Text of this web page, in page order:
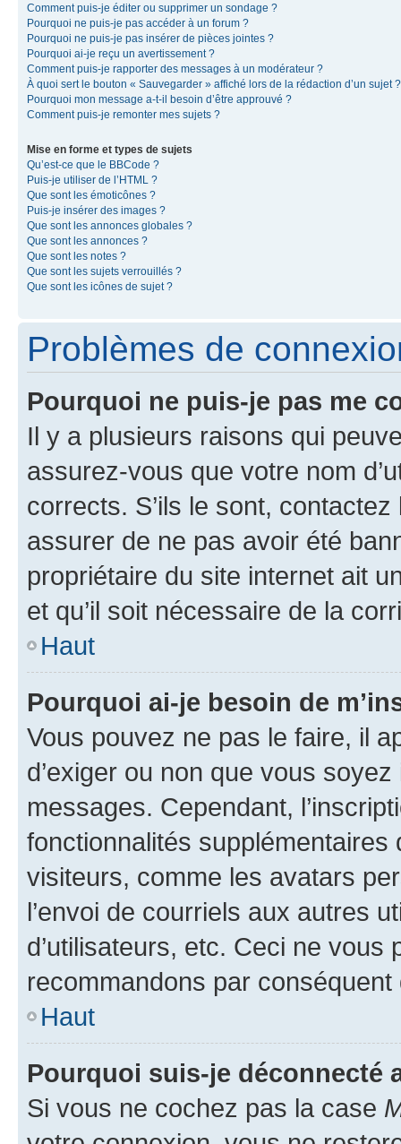
Comment puis-je éditer ou supprimer un sondage ?
Pourquoi ne puis-je pas accéder à un forum ?
Pourquoi ne puis-je pas insérer de pièces jointes ?
Pourquoi ai-je reçu un avertissement ?
Comment puis-je rapporter des messages à un modérateur ?
À quoi sert le bouton « Sauvegarder » affiché lors de la rédaction d’un sujet ?
Pourquoi mon message a-t-il besoin d’être approuvé ?
Comment puis-je remonter mes sujets ?
Mise en forme et types de sujets
Qu’est-ce que le BBCode ?
Puis-je utiliser de l’HTML ?
Que sont les émoticônes ?
Puis-je insérer des images ?
Que sont les annonces globales ?
Que sont les annonces ?
Que sont les notes ?
Que sont les sujets verrouillés ?
Que sont les icônes de sujet ?
Problèmes de
Pourquoi ne puis-je pas me
Il y a plusieurs raisons qui
assurez-vous que votre nom
corrects. S’ils le sont,
assurer de ne pas avoir été
propriétaire du site internet ait
et qu’il soit nécessaire de la
Haut
Pourquoi ai-je besoin de
Vous pouvez ne pas le faire, il
d’exiger ou non que vous
messages. Cependant,
fonctionnalités
visiteurs, comme les avatars
l’envoi de courriels aux autres
d’utilisateurs, etc. Ceci ne vous
recommandons par conséquent
Haut
Pourquoi suis-je déconnecté
Si vous ne cochez pas la case